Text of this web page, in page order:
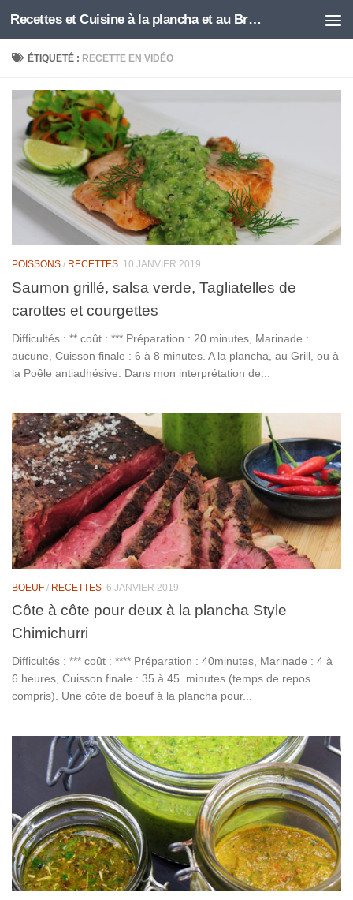
Skip to content Recettes et Cuisine à la plancha et au Brasero
ÉTIQUETÉ : RECETTE EN VIDÉO
POISSONS / RECETTES 10 JANVIER 2019
Saumon grillé, salsa verde, Tagliatelles de
carottes et courgettes
Difficultés : ** coût : *** Préparation : 20 minutes, Marinade :
aucune, Cuisson finale : 6 à 8 minutes. A la plancha, au Grill, ou à
la Poêle antiadhésive. Dans mon interprétation de...
BOEUF / RECETTES 6 JANVIER 2019
Côte à côte pour deux à la plancha Style
Chimichurri
Difficultés : *** coût : **** Préparation : 40minutes, Marinade : 4 à
6 heures, Cuisson finale : 35 à 45 minutes (temps de repos
compris). Une côte de boeuf à la plancha pour...